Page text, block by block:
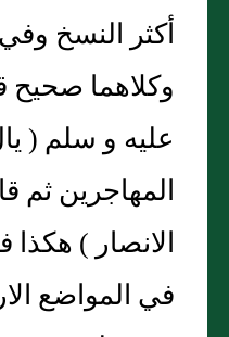
أكثر النسخ
وكلاهما صحيح
عليه و سلم (
المهاجرين ثم
الانصار )
في المواضع